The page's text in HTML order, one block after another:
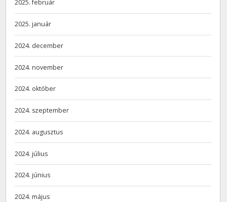
2025. február
2025. január
2024. december
2024. november
2024. október
2024. szeptember
2024. augusztus
2024. július
2024. június
2024. május